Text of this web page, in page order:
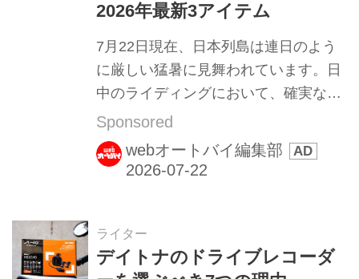
それではいきます！ まずはリアフェン
す。 クロスカブ110は力を入れにくい
プラスネジが多く使われていて、稀に
オーバートルクで固定されていること
もあるので要注意。ヤバ...
2026年最新3アイテム
7月22日現在、日本列島は連日のよう
に厳しい猛暑に見舞われています。日
中のライディングにおいて、確実な暑
さ対策をすることは、いまやライダー
にとっての最重要課題ですよね。 そん
な過酷な日本の夏を「いかに涼しく走
のが、BMC（ブルーモンスタークロー
ジング）の「空冷式シリーズ」です。
Sponsored
webオートバイ編集部
ライター
デイトナのドライブレコーダ